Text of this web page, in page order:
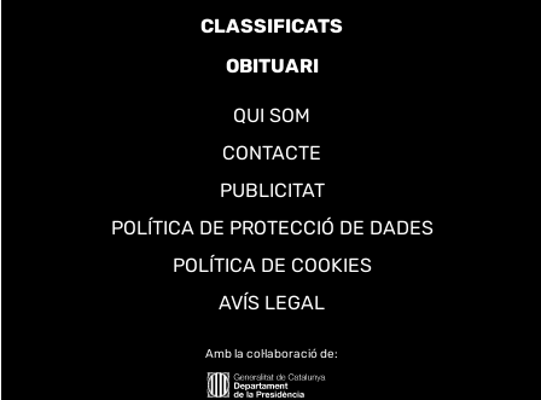
CLASSIFICATS
OBITUARI
QUI SOM
CONTACTE
PUBLICITAT
POLÍTICA DE PROTECCIÓ DE DADES
POLÍTICA DE COOKIES
AVÍS LEGAL
Amb la col·laboració de: